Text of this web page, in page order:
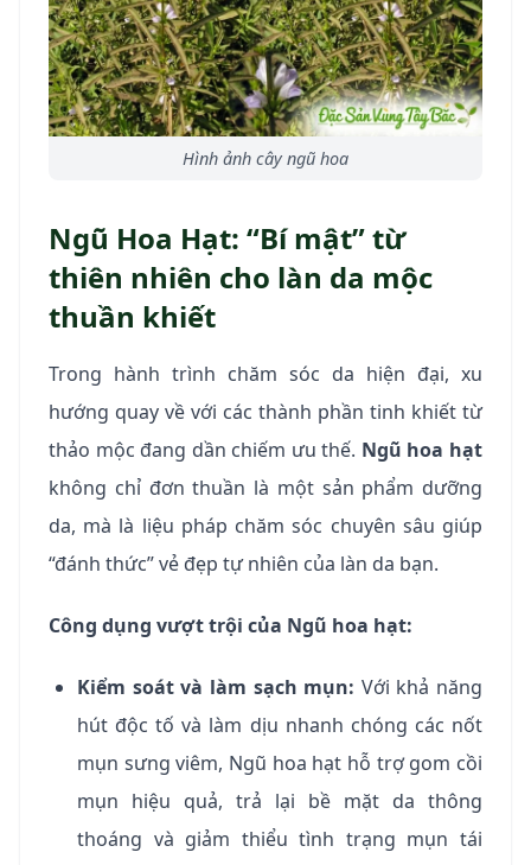
Hình ảnh cây ngũ hoa
Ngũ Hoa Hạt: “Bí mật” từ
thiên nhiên cho làn da mộc
thuần khiết
Trong hành trình chăm sóc da hiện đại, xu
hướng quay về với các thành phần tinh khiết từ
thảo mộc đang dần chiếm ưu thế. Ngũ hoa hạt
không chỉ đơn thuần là một sản phẩm dưỡng
da, mà là liệu pháp chăm sóc chuyên sâu giúp
“đánh thức” vẻ đẹp tự nhiên của làn da bạn.
Công dụng vượt trội của Ngũ hoa hạt:
Kiểm soát và làm sạch mụn: Với khả năng
hút độc tố và làm dịu nhanh chóng các nốt
mụn sưng viêm, Ngũ hoa hạt hỗ trợ gom cồi
mụn hiệu quả, trả lại bề mặt da thông
thoáng và giảm thiểu tình trạng mụn tái